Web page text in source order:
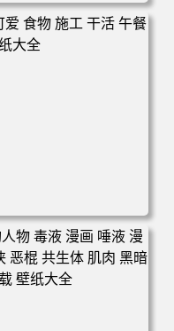
数字艺术 夜晚 情侣 台
下载 壁纸大全
物 施工 干活 午餐 电脑